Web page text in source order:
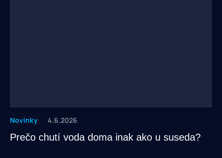
Novinky 4.6.2026
Prečo chutí voda doma inak ako u suseda?